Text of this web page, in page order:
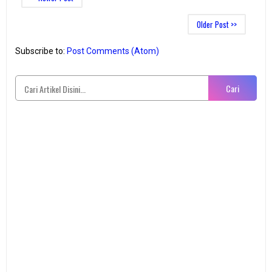
Older Post >>
Subscribe to: Post Comments (Atom)
Cari